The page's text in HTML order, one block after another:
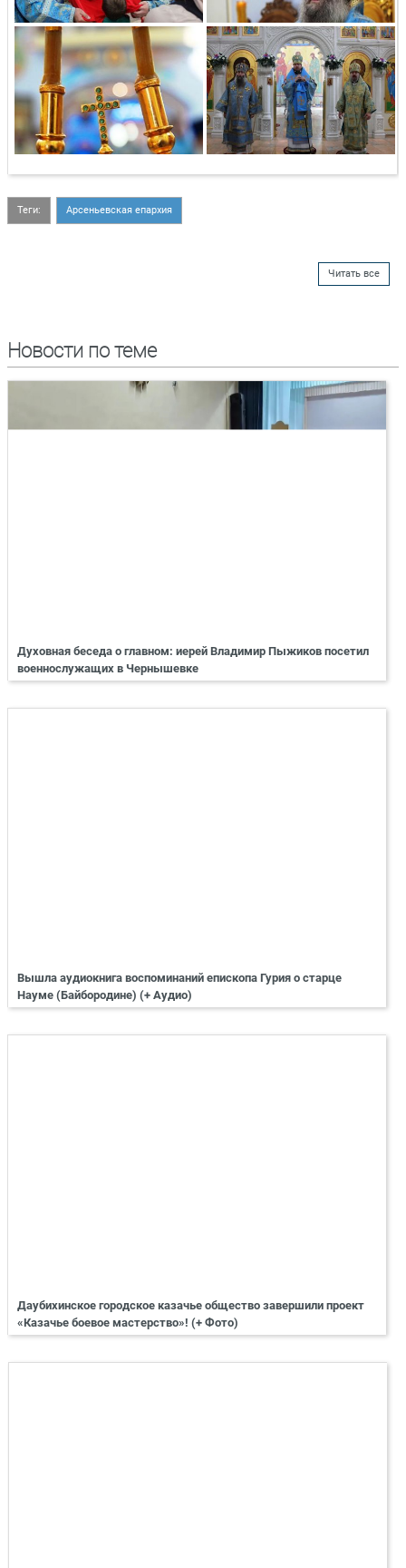
Теги: Арсеньевская епархия
Читать все
Новости по теме
Духовная беседа о главном: иерей Владимир Пыжиков посетил
военнослужащих в Чернышевке
Вышла аудиокнига воспоминаний епископа Гурия о старце
Науме (Байбородине) (+ Аудио)
Даубихинское городское казачье общество завершили проект
«Казачье боевое мастерство»! (+ Фото)